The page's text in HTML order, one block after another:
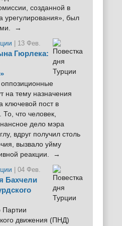
созданной в
урегулирования», был
→
| 13 Фев.
Гюрлека:
на тему назначения
ключевой пост в
что человек,
дело мэра
вдруг получил столь
вызвало уйму
реакции. →
| 04 Фев.
Бахчели
Партии
движения (ПНД)